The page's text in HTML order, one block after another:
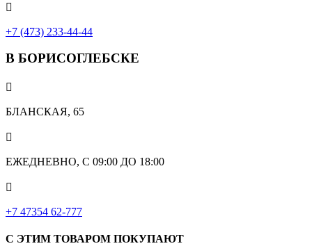

+7 (473) 233-44-44
В БОРИСОГЛЕБСКЕ

БЛАНСКАЯ, 65

ЕЖЕДНЕВНО, С 09:00 ДО 18:00

‎+7 47354 62-777
С ЭТИМ ТОВАРОМ ПОКУПАЮТ